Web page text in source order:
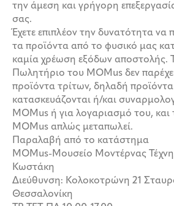
την άμεση και γρήγορη
σας.
Έχετε επιπλέον την δυνατότητα να
τα προϊόντα από το φυσικό μας
καμία χρέωση εξόδων αποστολής.
Πωλητήριο του MOMus δεν
προϊόντα τρίτων, δηλαδή
κατασκευάζονται ή/και
MOMus ή για λογαριασμό του, και
MOMus απλώς μεταπωλεί.
Παραλαβή από το κατάστημα
MOMus-Μουσείο Μοντέρνας
Κωστάκη
Διεύθυνση: Κολοκοτρώνη 21
Θεσσαλονίκη